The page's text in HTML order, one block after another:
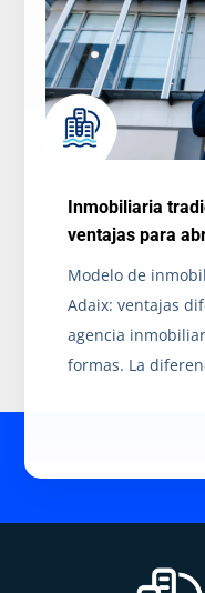
Inmobiliaria
ventajas para
Modelo de
Adaix: ventajas
agencia
formas. La